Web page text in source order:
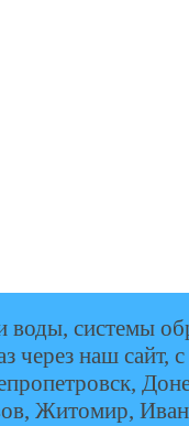
воды, системы
через наш сайт,
Житомир,